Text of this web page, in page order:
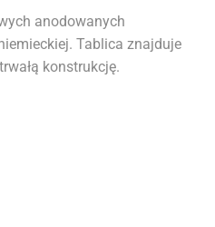
anodowanych
Tablica znajduje
konstrukcję.